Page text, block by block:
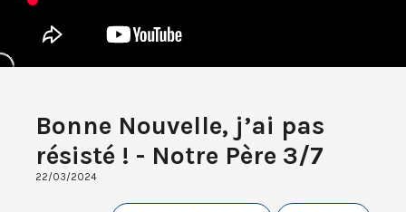
Bonne Nouvelle, j’ai pas
résisté ! - Notre Père 3/7
22/03/2024